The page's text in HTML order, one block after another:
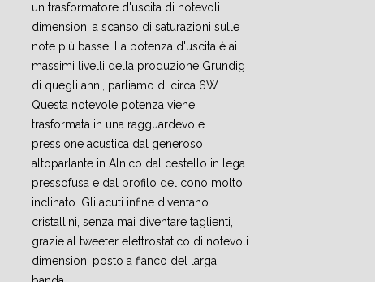
un trasformatore d'uscita di notevoli
dimensioni a scanso di saturazioni sulle
note più basse. La potenza d'uscita è ai
massimi livelli della produzione Grundig
di quegli anni, parliamo di circa 6W.
Questa notevole potenza viene
trasformata in una ragguardevole
pressione acustica dal generoso
altoparlante in Alnico dal cestello in lega
pressofusa e dal profilo del cono molto
inclinato. Gli acuti infine diventano
cristallini, senza mai diventare taglienti,
grazie al tweeter elettrostatico di notevoli
dimensioni posto a fianco del larga